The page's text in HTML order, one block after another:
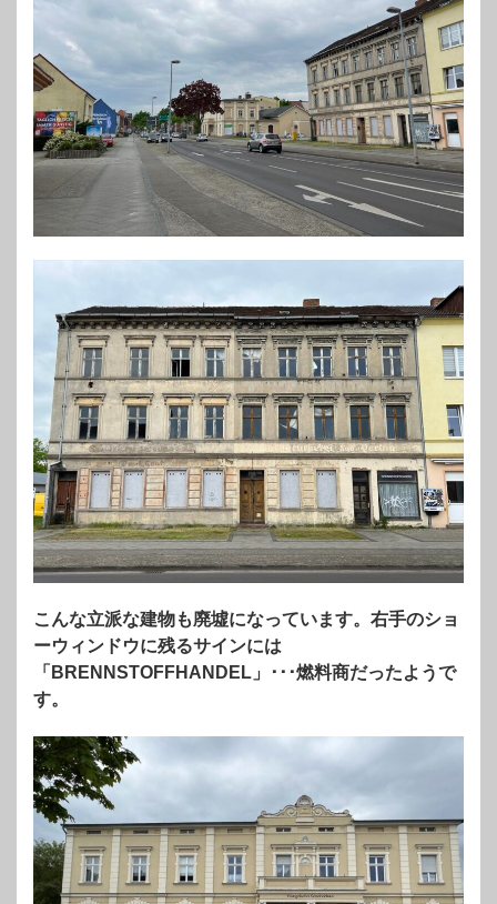
こんな立派な建物も廃墟になっています。右手のショ
ーウィンドウに残るサインには
「BRENNSTOFFHANDEL」･･･燃料商だったようで
す。